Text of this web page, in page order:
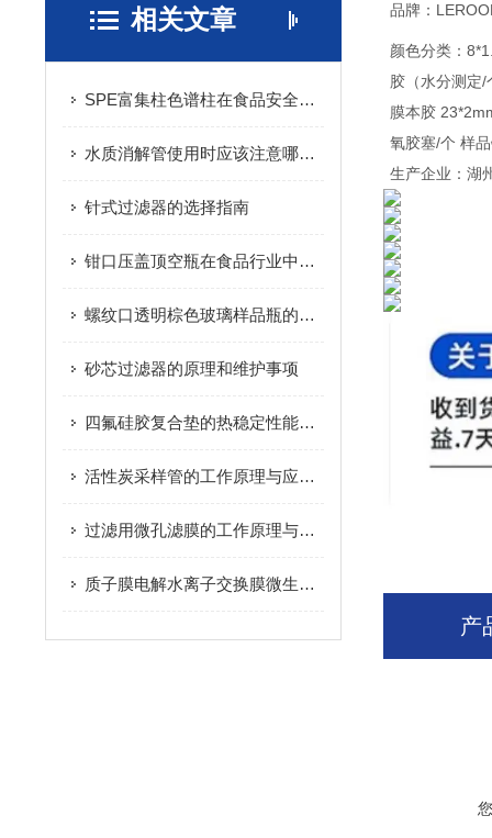
相关文章
SPE富集柱色谱柱在食品安全检测中的重要性
水质消解管使用时应该注意哪些地方？
针式过滤器的选择指南
钳口压盖顶空瓶在食品行业中的应用
螺纹口透明棕色玻璃样品瓶的用途标准
砂芯过滤器的原理和维护事项
四氟硅胶复合垫的热稳定性能及其影响因素分析
活性炭采样管的工作原理与应用分析
过滤用微孔滤膜的工作原理与分类解析
质子膜电解水离子交换膜微生物电解池的制备工艺技术
品牌：
颜色分类：
胶（水分测定
膜本胶
氧胶塞/个 样
生产企业：湖
产